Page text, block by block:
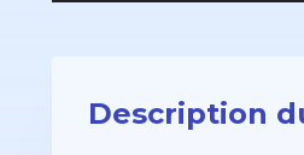
Description